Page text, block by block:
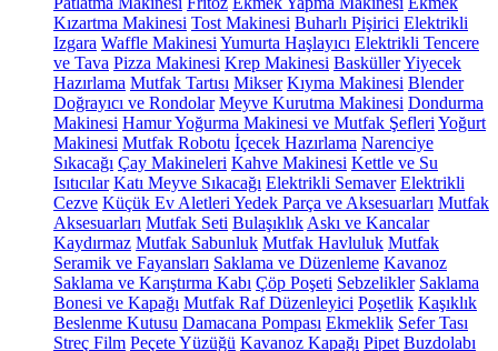
Kızartma Makinesi Tost Makinesi Buharlı Pişirici Elektrikli
Izgara Waffle Makinesi Yumurta Haşlayıcı Elektrikli Tencere
ve Tava Pizza Makinesi Krep Makinesi BasküllerYiyecek
Hazırlama Mutfak Tartısı Mikser Kıyma Makinesi Blender
Doğrayıcı ve Rondolar Meyve Kurutma Makinesi Dondurma
Makinesi Hamur Yoğurma Makinesi ve Mutfak Şefleri Yoğurt
Makinesi Mutfak Robotu İçecek Hazırlama Narenciye
Sıkacağı Çay Makineleri Kahve Makinesi Kettle ve Su
Isıtıcılar Katı Meyve Sıkacağı Elektrikli Semaver Elektrikli
Cezve Küçük Ev Aletleri Yedek Parça ve Aksesuarları Mutfak
Aksesuarları Mutfak Seti Bulaşıklık Askı ve Kancalar
Kaydırmaz Mutfak Sabunluk Mutfak Havluluk Mutfak
Seramik ve Fayansları Saklama ve Düzenleme Kavanoz
Saklama ve Karıştırma Kabı Çöp Poşeti Sebzelikler Saklama
Bonesi ve Kapağı Mutfak Raf Düzenleyici Poşetlik Kaşıklık
Beslenme Kutusu Damacana Pompası Ekmeklik Sefer Tası
Streç Film Peçete Yüzüğü Kavanoz Kapağı Pipet Buzdolabı